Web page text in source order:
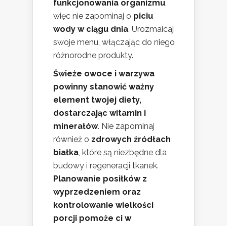
funkcjonowania organizmu,
więc nie zapominaj o piciu
wody w ciągu dnia. Urozmaicaj
swoje menu, włączając do niego
różnorodne produkty.
Świeże owoce i warzywa
powinny stanowić ważny
element twojej diety,
dostarczając witamin i
minerałów. Nie zapominaj
również o zdrowych źródłach
białka, które są niezbędne dla
budowy i regeneracji tkanek.
Planowanie posiłków z
wyprzedzeniem oraz
kontrolowanie wielkości
porcji pomoże ci w